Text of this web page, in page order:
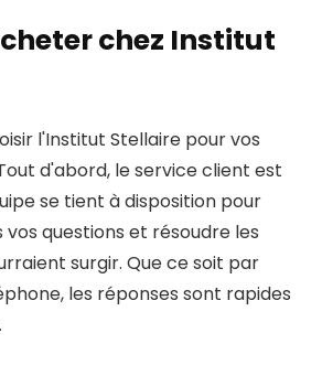
chez Institut
l'Institut Stellaire pour vos
d'abord, le service client est
se tient à disposition pour
questions et résoudre les
surgir. Que ce soit par
les réponses sont rapides